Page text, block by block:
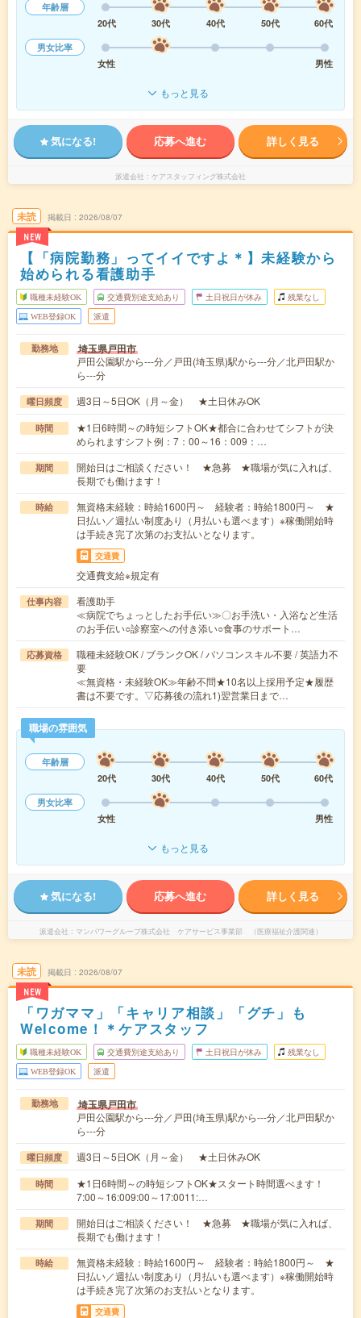
年齢層
20代
30代 40代 50代
60代
男女比率
女性
男性
もっと見る
気になる! 応募へ進む 詳しく見る
派遣会社 ケアスタッフィング株式会社
未読
NEW
掲載日 2026/08/07
【「病院勤務」ってイイですよ＊】未経験から
始められる看護助手
職種未経験OK 交通費別途支給あり 土日祝日が休み 残業なし
WEB登録OK 派遣
勤務地 埼玉県戸田市
戸田公園駅から---分／戸田(埼玉県)駅から---分／北戸田駅か
ら---分
曜日頻度 週3日～5日OK（月～金） ★土日休みOK
時間
★1日6時間～の時短シフトOK★都合に合わせてシフトが決
められますシフト例：7：00～16：009：…
期間
開始日はご相談ください！ ★急募 ★職場が気に入れば、
長期でも働けます！
時給
無資格未経験：時給1600円～ 経験者：時給1800円～ ★
日払い／週払い制度あり（月払いも選べます）※稼働開始時
は手続き完了次第のお支払いとなります。
交通費
交通費支給※規定有
仕事内容
看護助手
≪病院でちょっとしたお手伝い≫〇お手洗い・入浴など生活
のお手伝い○診察室への付き添い○食事のサポート…
応募資格
職種未経験OK / ブランクOK / パソコンスキル不要 / 英語力不
要
≪無資格・未経験OK≫年齢不問★10名以上採用予定★履歴
書は不要です。▽応募後の流れ1)翌営業日まで…
職場の雰囲気
年齢層
20代
30代 40代 50代
60代
男女比率
女性
男性
もっと見る
気になる! 応募へ進む 詳しく見る
派遣会社 マンパワーグループ株式会社 ケアサービス事業部 （医療福祉介護関連）
未読
NEW
掲載日 2026/08/07
「ワガママ」「キャリア相談」「グチ」も
Welcome！＊ケアスタッフ
職種未経験OK 交通費別途支給あり 土日祝日が休み 残業なし
WEB登録OK 派遣
勤務地 埼玉県戸田市
戸田公園駅から---分／戸田(埼玉県)駅から---分／北戸田駅か
ら---分
曜日頻度 週3日～5日OK（月～金） ★土日休みOK
時間
★1日6時間～の時短シフトOK★スタート時間選べます！
7:00～16:009:00～17:0011:…
期間
開始日はご相談ください！ ★急募 ★職場が気に入れば、
長期でも働けます！
時給
無資格未経験：時給1600円～ 経験者：時給1800円～ ★
日払い／週払い制度あり（月払いも選べます）※稼働開始時
は手続き完了次第のお支払いとなります。
交通費